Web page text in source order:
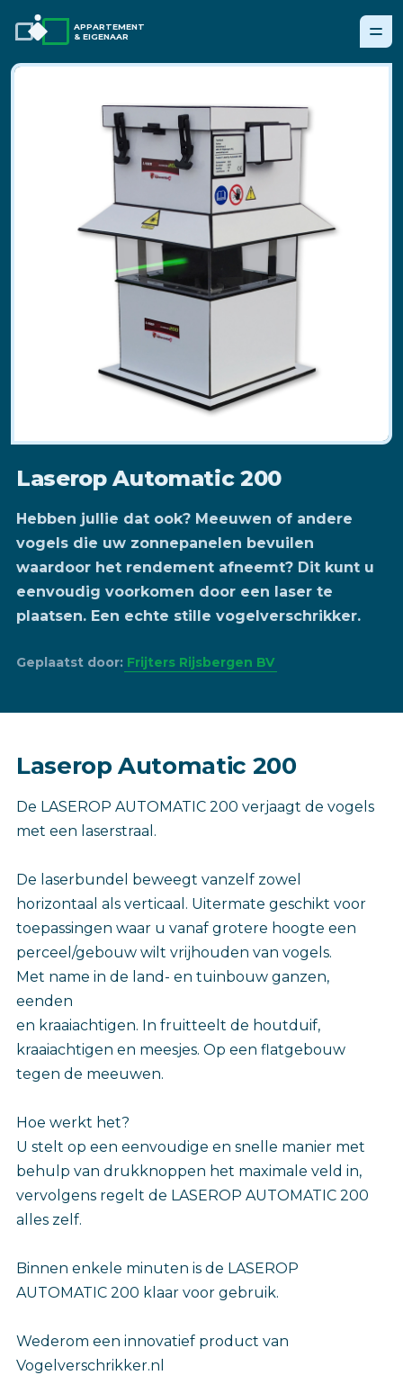
APPARTEMENT
& EIGENAAR
Laserop Automatic 200
Hebben jullie dat ook? Meeuwen of andere
vogels die uw zonnepanelen bevuilen
waardoor het rendement afneemt? Dit kunt u
eenvoudig voorkomen door een laser te
plaatsen. Een echte stille vogelverschrikker.
Geplaatst door: Frijters Rijsbergen BV
Laserop Automatic 200
De LASEROP AUTOMATIC 200 verjaagt de vogels
met een laserstraal.
De laserbundel beweegt vanzelf zowel
horizontaal als verticaal. Uitermate geschikt voor
toepassingen waar u vanaf grotere hoogte een
perceel/gebouw wilt vrijhouden van vogels.
Met name in de land- en tuinbouw ganzen,
eenden
en kraaiachtigen. In fruitteelt de houtduif,
kraaiachtigen en meesjes. Op een flatgebouw
tegen de meeuwen.
Hoe werkt het?
U stelt op een eenvoudige en snelle manier met
behulp van drukknoppen het maximale veld in,
vervolgens regelt de LASEROP AUTOMATIC 200
alles zelf.
Binnen enkele minuten is de LASEROP
AUTOMATIC 200 klaar voor gebruik.
Wederom een innovatief product van
Vogelverschrikker.nl